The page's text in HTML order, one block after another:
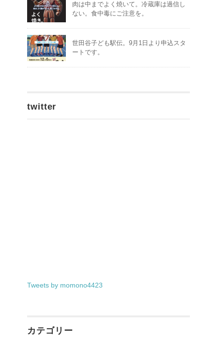
肉は中までよく焼いて。冷蔵庫は過信し
ない。食中毒にご注意を。
世田谷子ども駅伝。9月1日より申込スタ
ートです。
twitter
Tweets by momono4423
カテゴリー